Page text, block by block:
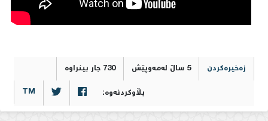
زەخیرەکردن 5 ساڵ لەمەوپێش 730 جار بینراوە
بڵاوکردنەوە: TM